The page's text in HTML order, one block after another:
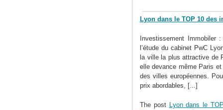
Lyon dans le TOP 10 des
Investissement Immobiler
l’étude du cabinet PwC
la ville la plus attractive de
elle devance même Paris
des villes européennes.
prix abordables, [...]
The post Lyon dans le